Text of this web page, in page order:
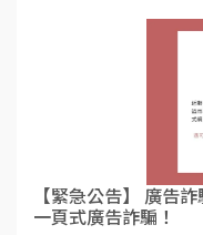
【緊急公告】 廣告
一頁式廣告詐騙！